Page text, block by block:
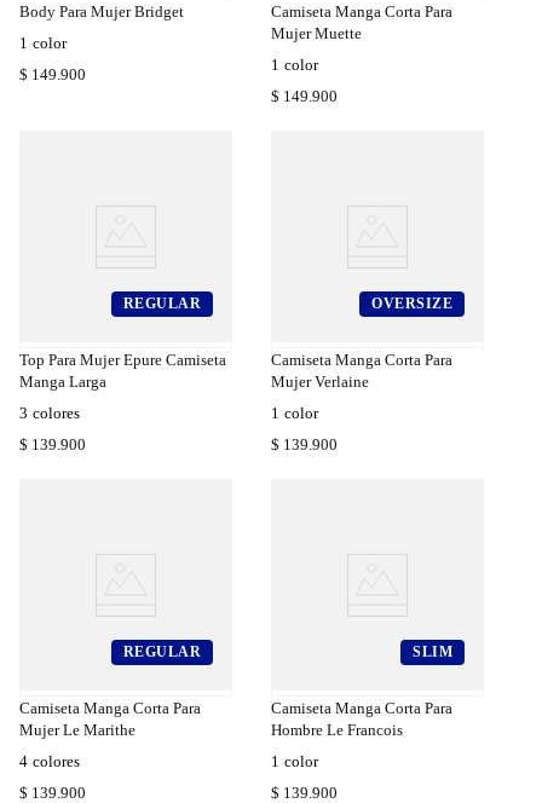
Body Para Mujer Bridget
1 color
$ 149 900
Camiseta Manga Corta Para
Mujer Muette
1 color
$ 149 900
REGULAR
Top Para Mujer Epure Camiseta
Manga Larga
3 colores
$ 139 900
OVERSIZE
Camiseta Manga Corta Para
Mujer Verlaine
1 color
$ 139 900
REGULAR
Camiseta Manga Corta Para
Mujer Le Marithe
4 colores
$ 139 900
SLIM
Camiseta Manga Corta Para
Hombre Le Francois
1 color
$ 139 900